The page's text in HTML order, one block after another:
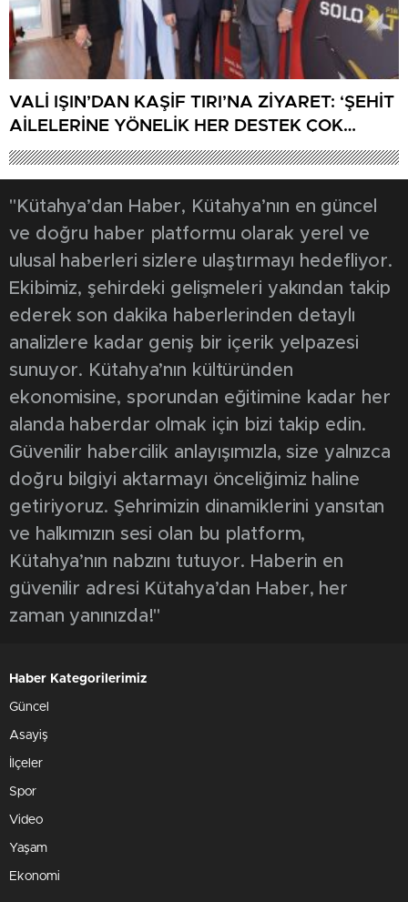
VALİ IŞIN’DAN KAŞİF TIRI’NA ZİYARET: ‘ŞEHİT
AİLELERİNE YÖNELİK HER DESTEK ÇOK
DEĞERLİ’
"Kütahya’dan Haber, Kütahya’nın en güncel
ve doğru haber platformu olarak yerel ve
ulusal haberleri sizlere ulaştırmayı hedefliyor.
Ekibimiz, şehirdeki gelişmeleri yakından takip
ederek son dakika haberlerinden detaylı
analizlere kadar geniş bir içerik yelpazesi
sunuyor. Kütahya’nın kültüründen
ekonomisine, sporundan eğitimine kadar her
alanda haberdar olmak için bizi takip edin.
Güvenilir habercilik anlayışımızla, size yalnızca
doğru bilgiyi aktarmayı önceliğimiz haline
getiriyoruz. Şehrimizin dinamiklerini yansıtan
ve halkımızın sesi olan bu platform,
Kütahya’nın nabzını tutuyor. Haberin en
güvenilir adresi Kütahya’dan Haber, her
zaman yanınızda!"
Haber Kategorilerimiz
Güncel
Asayiş
İlçeler
Spor
Video
Yaşam
Ekonomi